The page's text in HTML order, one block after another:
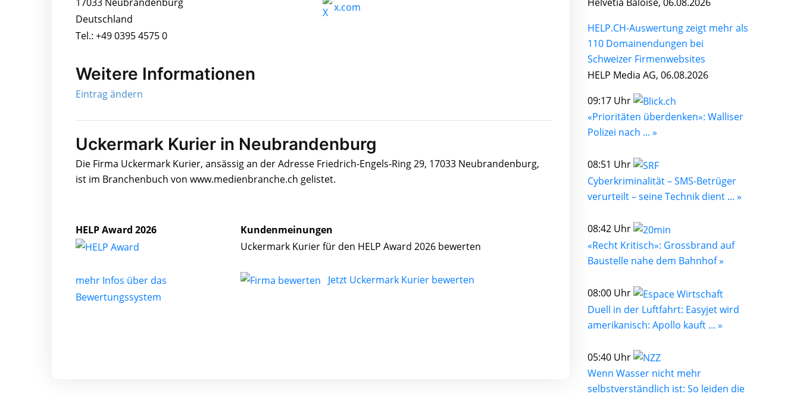
Deutschland
Tel.: +49 0395 4575 0
x.com
Weitere Informationen
Eintrag ändern
Uckermark Kurier in Neubrandenburg
Die Firma Uckermark Kurier, ansässig an der Adresse Friedrich-Engels-Ring 29, 17033 Neubrandenburg,
ist im Branchenbuch von www.medienbranche.ch gelistet.
HELP Award 2026
mehr Infos über das
Bewertungssystem
Kundenmeinungen
Uckermark Kurier für den HELP Award 2026 bewerten
Jetzt Uckermark Kurier bewerten
HELP.CH-Auswertung zeigt mehr als
110 Domainendungen bei
Schweizer Firmenwebsites
HELP Media AG, 06.08.2026
09:17 Uhr
«Prioritäten überdenken»: Walliser
Polizei nach ... »
08:51 Uhr
Cyberkriminalität – SMS-Betrüger
verurteilt – seine Technik dient ... »
08:42 Uhr
«Recht Kritisch»: Grossbrand auf
Baustelle nahe dem Bahnhof »
08:00 Uhr
Duell in der Luftfahrt: Easyjet wird
amerikanisch: Apollo kauft ... »
05:40 Uhr
Wenn Wasser nicht mehr
selbstverständlich ist: So leiden die